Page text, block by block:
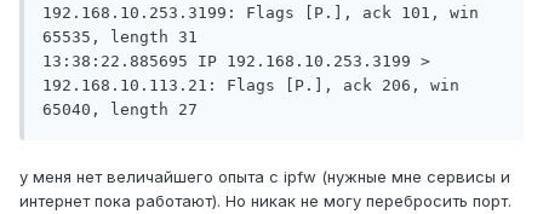
192.168.10.253.3199: Flags [P.], ack 101, win
65535, length 31
13:38:22.885695 IP 192.168.10.253.3199 >
192.168.10.113.21: Flags [P.], ack 206, win
65040, length 27
у меня нет величайшего опыта с ipfw (нужные мне сервисы и
интернет пока работают). Но никак не могу перебросить порт.